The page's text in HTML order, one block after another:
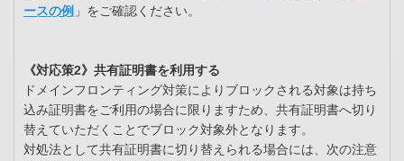
ースの例 」をご確認ください。
《対応策2》共有証明書を利用する
ドメインフロンティング対策によりブロックされる対象は持ち
込み証明書をご利用の場合に限りますため、共有証明書へ切り
替えていただくことでブロック対象外となります。
対処法として共有証明書に切り替えられる場合には、次の注意